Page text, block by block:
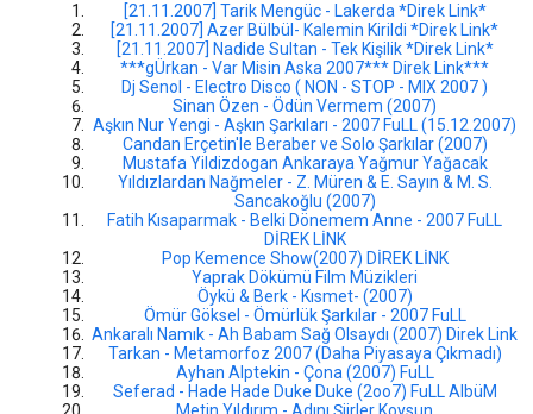
[21.11.2007] Tarik Mengüc - Lakerda *Direk Link*
[21.11.2007] Azer Bülbül- Kalemin Kirildi *Direk Link*
[21.11.2007] Nadide Sultan - Tek Kişilik *Direk Link*
***gÜrkan - Var Misin Aska 2007*** Direk Link***
Dj Senol - Electro Disco ( NON - STOP - MIX 2007 )
Sinan Özen - Ödün Vermem (2007)
Aşkın Nur Yengi - Aşkın Şarkıları - 2007 FuLL (15.12.2007)
Candan Erçetin'le Beraber ve Solo Şarkılar (2007)
Mustafa Yildizdogan Ankaraya Yağmur Yağacak
Yıldızlardan Nağmeler - Z. Müren & E. Sayın & M. S.
Sancakoğlu (2007)
Fatih Kısaparmak - Belki Dönemem Anne - 2007 FuLL
DİREK LİNK
Pop Kemence Show(2007) DİREK LİNK
Yaprak Dökümü Film Müzikleri
Öykü & Berk - Kısmet- (2007)
Ömür Göksel - Ömürlük Şarkılar - 2007 FuLL
Ankaralı Namık - Ah Babam Sağ Olsaydı (2007) Direk Link
Tarkan - Metamorfoz 2007 (Daha Piyasaya Çıkmadı)
Ayhan Alptekin - Çona (2007) FuLL
Seferad - Hade Hade Duke Duke (2oo7) FuLL AlbüM